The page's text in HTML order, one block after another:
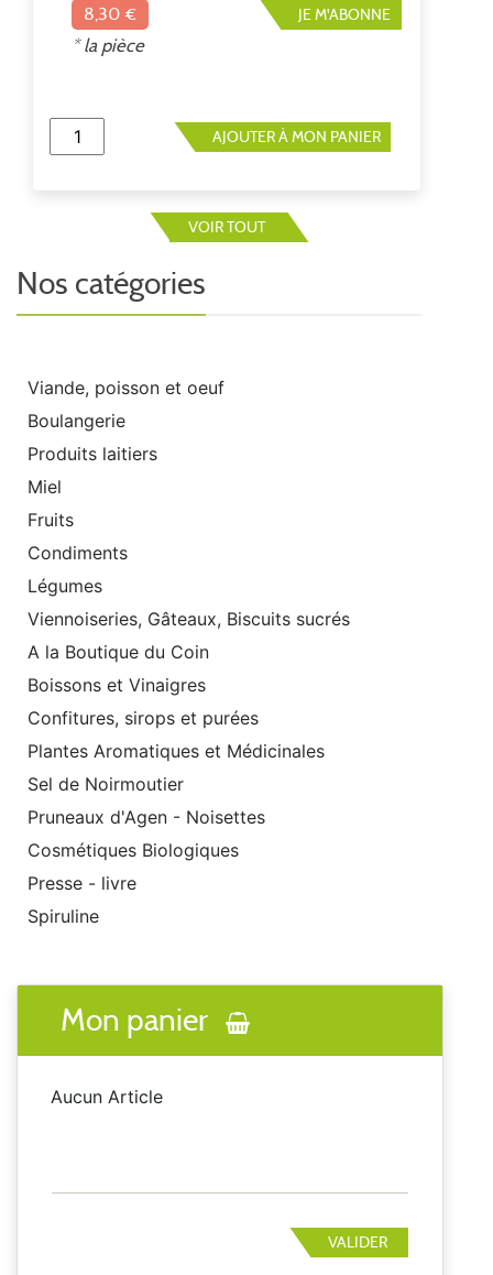
JE M'ABONNE
8,30 €
* la pièce
AJOUTER À MON PANIER
VOIR TOUT
Nos catégories
Viande, poisson et oeuf
Boulangerie
Produits laitiers
Miel
Fruits
Condiments
Légumes
Viennoiseries, Gâteaux, Biscuits sucrés
A la Boutique du Coin
Boissons et Vinaigres
Confitures, sirops et purées
Plantes Aromatiques et Médicinales
Sel de Noirmoutier
Pruneaux d'Agen - Noisettes
Cosmétiques Biologiques
Presse - livre
Spiruline
Mon panier
Aucun Article
VALIDER